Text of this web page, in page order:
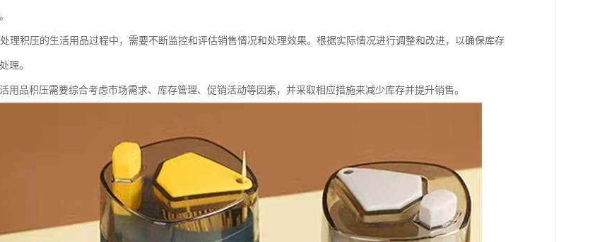
理积压的生活用品过程中，需要不断监控和评估销售情况和处理效果。根据实际情况进行调整和改进，以确保库存
理。
用品积压需要综合考虑市场需求、库存管理、促销活动等因素，并采取相应措施来减少库存并提升销售。